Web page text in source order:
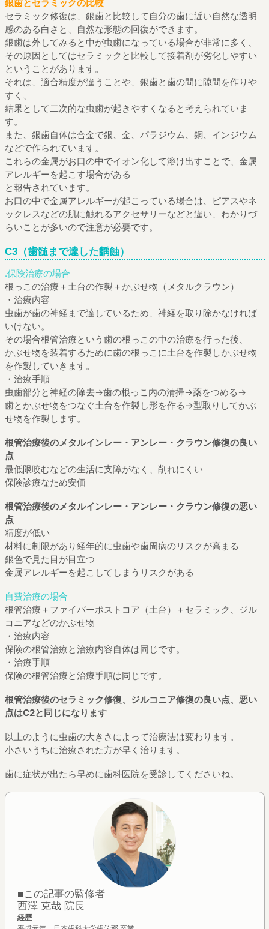
銀歯とセラミックの比較
セラミック修復は、銀歯と比較して自分の歯に近い自然な透明
感のある白さと、自然な形態の回復ができます。
銀歯は外してみると中が虫歯になっている場合が非常に多く、
その原因としてはセラミックと比較して接着剤が劣化しやすい
ということがあります。
それは、適合精度が違うことや、銀歯と歯の間に隙間を作りや
すく、
結果として二次的な虫歯が起きやすくなると考えられていま
す。
また、銀歯自体は合金で銀、金、パラジウム、銅、インジウム
などで作られています。
これらの金属がお口の中でイオン化して溶け出すことで、金属
アレルギーを起こす場合がある
と報告されています。
お口の中で金属アレルギーが起こっている場合は、ピアスやネ
ックレスなどの肌に触れるアクセサリーなどと違い、わかりづ
らいことが多いので注意が必要です。
C3（歯髄まで達した齲蝕）
.保険治療の場合
根っこの治療＋土台の作製＋かぶせ物（メタルクラウン）
・治療内容
虫歯が歯の神経まで達しているため、神経を取り除かなければ
いけない。
その場合根管治療という歯の根っこの中の治療を行った後、
かぶせ物を装着するために歯の根っこに土台を作製しかぶせ物
を作製していきます。
・治療手順
虫歯部分と神経の除去→歯の根っこ内の清掃→薬をつめる→
歯とかぶせ物をつなぐ土台を作製し形を作る→型取りしてかぶ
せ物を作製します。
根管治療後のメタルインレー・アンレー・クラウン修復の良い
点
最低限咬むなどの生活に支障がなく、削れにくい
保険診療なため安価
根管治療後のメタルインレー・アンレー・クラウン修復の悪い
点
精度が低い
材料に制限があり経年的に虫歯や歯周病のリスクが高まる
銀色で見た目が目立つ
金属アレルギーを起こしてしまうリスクがある
自費治療の場合
根管治療＋ファイバーポストコア（土台）＋セラミック、ジル
コニアなどのかぶせ物
・治療内容
保険の根管治療と治療内容自体は同じです。
・治療手順
保険の根管治療と治療手順は同じです。
根管治療後のセラミック修復、ジルコニア修復の良い点、悪い
点はC2と同じになります
以上のように虫歯の大きさによって治療法は変わります。
小さいうちに治療された方が早く治ります。
歯に症状が出たら早めに歯科医院を受診してくださいね。
■この記事の監修者
西澤 克哉 院長
経歴